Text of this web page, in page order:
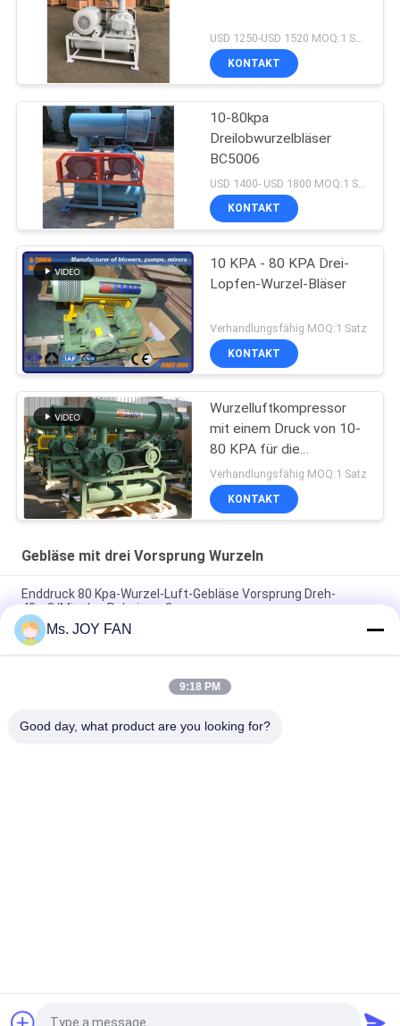
KONTAKT
10-80kpa
Dreilobwurzelbläser
BC5006
KONTAKT
10 KPA - 80 KPA Drei-
Lopfen-Wurzel-Bläser
Verhandlungsfähig MOQ:1 Satz
KONTAKT
Wurzelluftkompressor
mit einem Druck von 10-
80 KPA für die
Abwasserbehandlung
Verhandlungsfähig MOQ:1 Satz
KONTAKT
Gebläse mit drei Vorsprung Wurzeln
Enddruck 80 Kpa-Wurzel-Luft-Gebläse Vorsprung Dreh-
40m3/Min des Roheisen-3
10" 80kpa 71.52m3/Min 132kw Gusseisen Drei-Lob-Wurzel-
Bläser
Maximaler Druck 100KPA des wassergekühlten drei Wurzel-
Zentrifugegebläse
Ms. JOY FAN
9:18 PM
Good day, what product are you looking for?